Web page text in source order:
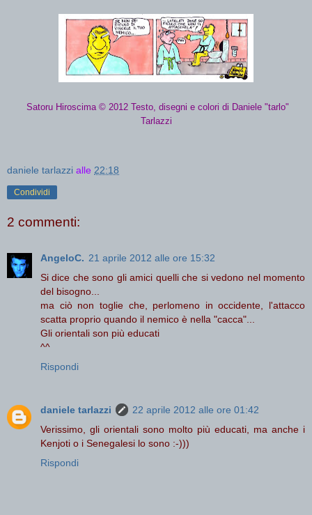
Satoru Hiroscima © 2012 Testo, disegni e colori di Daniele "tarlo"
Tarlazzi
daniele tarlazzi alle 22:18
Condividi
2 commenti:
AngeloC. 21 aprile 2012 alle ore 15:32
Si dice che sono gli amici quelli che si vedono nel momento
del bisogno...
ma ciò non toglie che, perlomeno in occidente, l'attacco
scatta proprio quando il nemico è nella "cacca"...
Gli orientali son più educati
^^
Rispondi
daniele tarlazzi
22 aprile 2012 alle ore 01:42
Verissimo, gli orientali sono molto più educati, ma anche i
Kenjoti o i Senegalesi lo sono :-)))
Rispondi